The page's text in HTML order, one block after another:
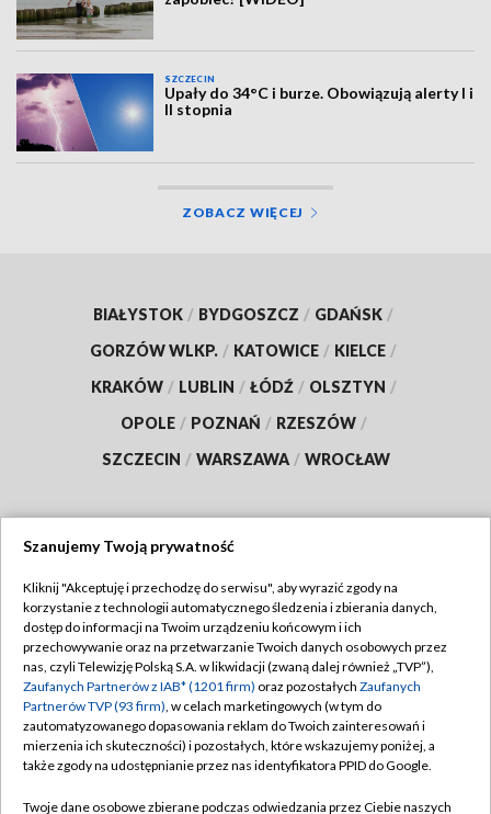
SZCZECIN
Upały do 34°C i burze. Obowiązują alerty I i
II stopnia
ZOBACZ WIĘCEJ
BIAŁYSTOK / BYDGOSZCZ / GDAŃSK /
GORZÓW WLKP. / KATOWICE / KIELCE /
KRAKÓW / LUBLIN / ŁÓDŹ / OLSZTYN /
OPOLE / POZNAŃ / RZESZÓW /
SZCZECIN / WARSZAWA / WROCŁAW
TVP
Abonament TVP
Emisja w TVP
Centrum informacji TVP
Naziemna Telewizja Cyfrowa
Regulamin TVP
Polityka prywatności
Moje zgody
Pomoc
Szanujemy Twoją prywatność
Kliknij "Akceptuję i przechodzę do serwisu", aby wyrazić zgody na
korzystanie z technologii automatycznego śledzenia i zbierania danych,
dostęp do informacji na Twoim urządzeniu końcowym i ich
przechowywanie oraz na przetwarzanie Twoich danych osobowych przez
nas, czyli Telewizję Polską S.A. w likwidacji (zwaną dalej również „TVP”),
Zaufanych Partnerów z IAB* (1201 firm) oraz pozostałych Zaufanych
Partnerów TVP (93 firm), w celach marketingowych (w tym do
zautomatyzowanego dopasowania reklam do Twoich zainteresowań i
mierzenia ich skuteczności) i pozostałych, które wskazujemy poniżej, a
także zgody na udostępnianie przez nas identyfikatora PPID do Google.
Twoje dane osobowe zbierane podczas odwiedzania przez Ciebie naszych